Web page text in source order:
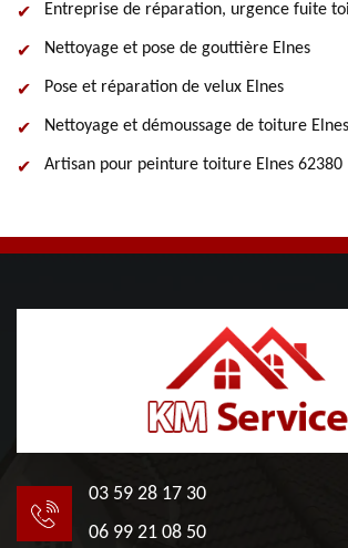
Entreprise de réparation, urgence fuite
Nettoyage et pose de gouttière Elnes
Pose et réparation de velux Elnes
Nettoyage et démoussage de toiture Elnes
Artisan pour peinture toiture Elnes 62380
03 59 28 17 30
06 99 21 08 50